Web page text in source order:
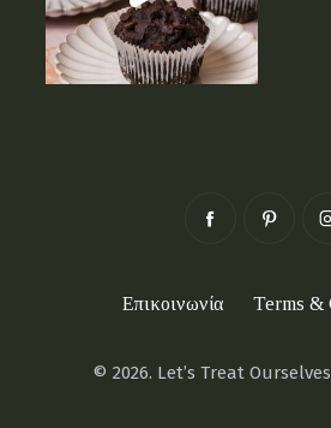
© 2026. Let’s Treat
Επικοινωνία Terms &